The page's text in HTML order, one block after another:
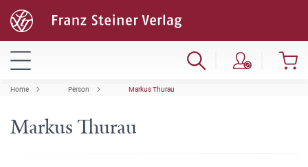
Home Person Markus Thurau
Markus Thurau